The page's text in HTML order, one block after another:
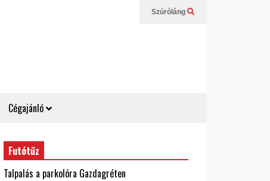
Szúróláng
Cégajánló
Futótűz
Talpalás a parkolóra Gazdagréten